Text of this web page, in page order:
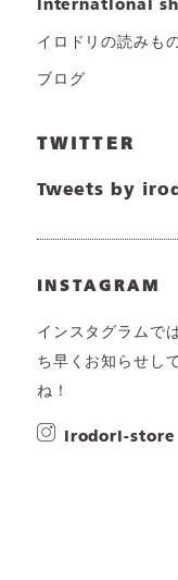
international
イロドリの読みも
ブログ
TWITTER
Tweets by
INSTAGRAM
インスタグラムで
ち早くお知らせし
ね！
irodori-store